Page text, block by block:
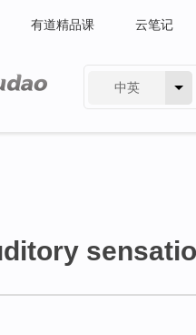
有道精品课 云笔记
中英